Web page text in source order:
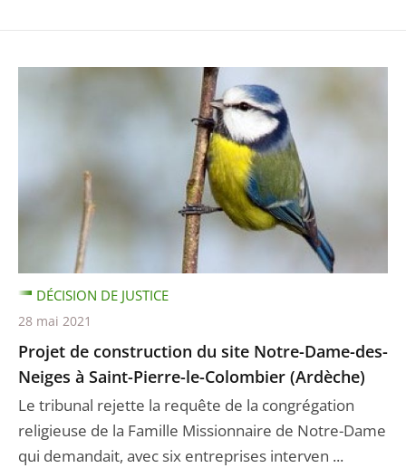
Projet de construction du site Notre-Dame-des-
Neiges à Saint-Pierre-le-Colombier (Ardèche)
Le tribunal rejette la requête de la congrégation
religieuse de la Famille Missionnaire de Notre-Dame
qui demandait, avec six entreprises interven ...
DÉCISION DE JUSTICE
28 mai 2021